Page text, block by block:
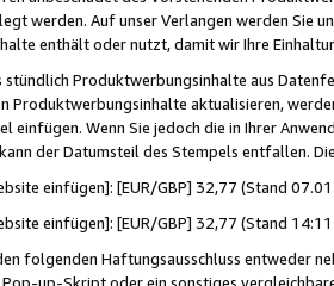
werden. Auf unser Verlangen werden Sie
enthält oder nutzt, damit wir Ihre
stündlich Produktwerbungsinhalte aus
Produktwerbungsinhalte aktualisieren,
einfügen. Wenn Sie jedoch die in Ihrer
der Datumsteil des Stempels entfallen.
einfügen]: [EUR/GBP] 32,77 (Stand
einfügen]: [EUR/GBP] 32,77 (Stand
folgenden Haftungsausschluss entweder
Pop-up-Skript oder ein sonstiges